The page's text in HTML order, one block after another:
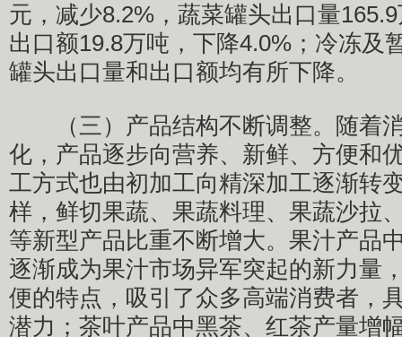
元，减少8.2%，蔬菜罐头出口量
出口额19.8万吨，下降4.0%；冷冻及
罐头出口量和出口额均有所下降。
（三）产品结构不断调整。随着
化，产品逐步向营养、新鲜、方便和
工方式也由初加工向精深加工逐渐转
样，鲜切果蔬、果蔬料理、果蔬沙拉
等新型产品比重不断增大。果汁产品
逐渐成为果汁市场异军突起的新力量
便的特点，吸引了众多高端消费者，
潜力；茶叶产品中黑茶、红茶产量增